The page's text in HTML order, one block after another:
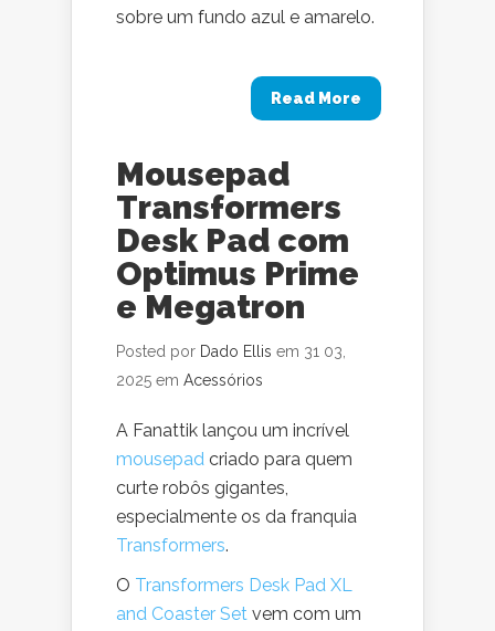
sobre um fundo azul e amarelo.
Read More
Mousepad
Transformers
Desk Pad com
Optimus Prime
e Megatron
Posted por Dado Ellis em 31 03,
2025 em Acessórios
A Fanattik lançou um incrível
mousepad criado para quem
curte robôs gigantes,
especialmente os da franquia
Transformers.
O Transformers Desk Pad XL
and Coaster Set vem com um